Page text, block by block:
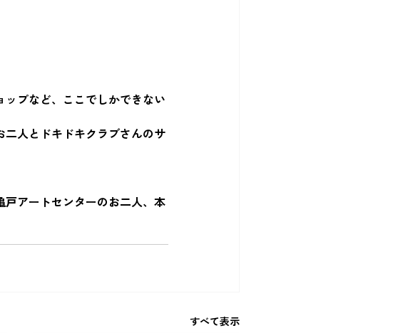
プなど、ここでしかできない
人とドキドキクラブさんのサ
アートセンターのお二人、本
すべて表示